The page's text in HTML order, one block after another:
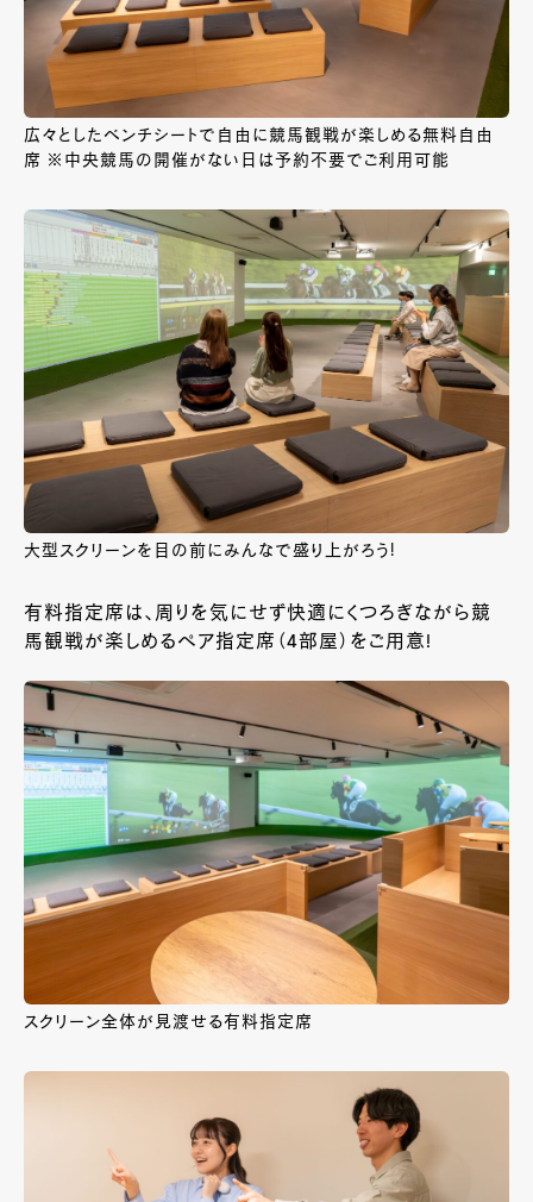
広々としたベンチシートで自由に競馬観戦が楽しめる無料自由
席 ※中央競馬の開催がない日は予約不要でご利用可能
大型スクリーンを目の前にみんなで盛り上がろう!
有料指定席は、周りを気にせず快適にくつろぎながら競
馬観戦が楽しめるペア指定席（4部屋）をご用意!
スクリーン全体が見渡せる有料指定席